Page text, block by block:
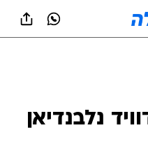
נלבנדיאן